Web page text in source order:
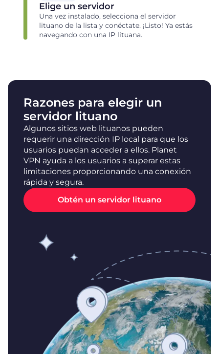
Elige un servidor
Una vez instalado, selecciona el servidor
lituano de la lista y conéctate. ¡Listo! Ya estás
navegando con una IP lituana.
Razones para elegir un
servidor lituano
Algunos sitios web lituanos pueden
requerir una dirección IP local para que los
usuarios puedan acceder a ellos. Planet
VPN ayuda a los usuarios a superar estas
limitaciones proporcionando una conexión
rápida y segura.
Obtén un servidor lituano